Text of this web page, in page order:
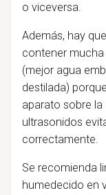
o viceversa.
Además, hay
contener
(mejor agua
destilada)
aparato sobre
ultrasonidos
correctamente.
Se recomienda
humedecido en